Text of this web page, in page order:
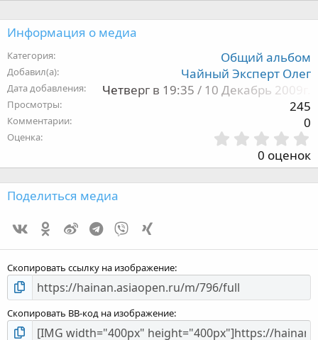
Информация о медиа
Категория Общий альбом
Добавил(а) Чайный Эксперт Олег
Дата добавления Четверг в 19:35 / 10 Декабрь 2009г.
Просмотры 245
Комментарии 0
Оценка
,
0
0
д
0 оценок
Поделиться медиа
Vk
Ok WeiboTelegram
Viber
Скопировать ссылку на изображение
Скопировать BB-код на изображение